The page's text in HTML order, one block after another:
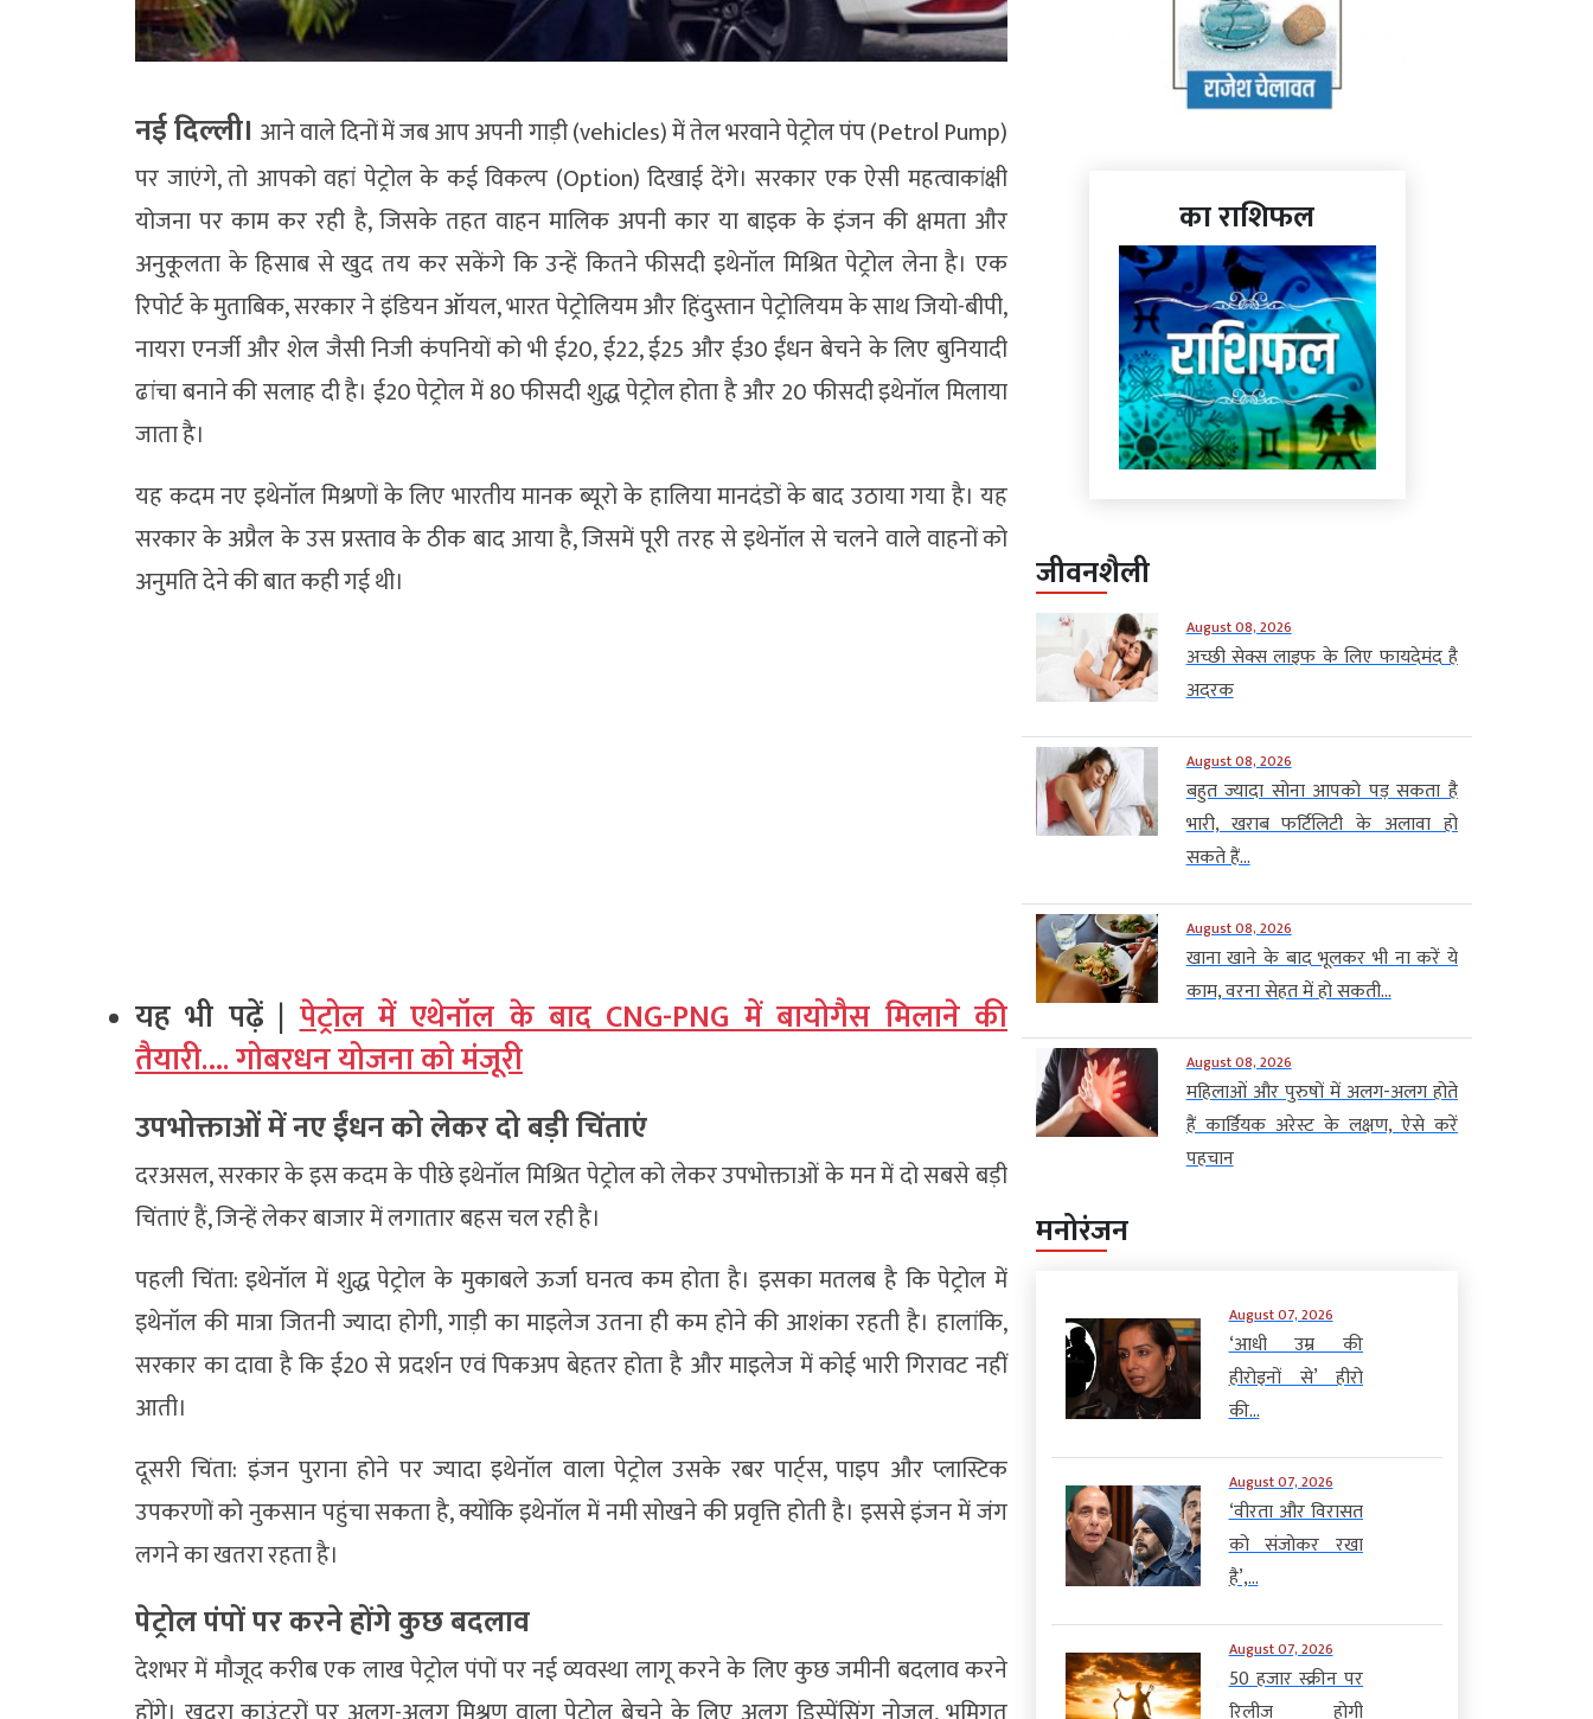
नई दिल्ली। आने वाले दिनों में जब आप अपनी गाड़ी (vehicles) में तेल भरवाने पेट्रोल पंप (Petrol Pump)
पर जाएंगे, तो आपको वहां पेट्रोल के कई विकल्प (Option) दिखाई देंगे। सरकार एक ऐसी महत्वाकांक्षी
योजना पर काम कर रही है, जिसके तहत वाहन मालिक अपनी कार या बाइक के इंजन की क्षमता और
अनुकूलता के हिसाब से खुद तय कर सकेंगे कि उन्हें कितने फीसदी इथेनॉल मिश्रित पेट्रोल लेना है। एक
रिपोर्ट के मुताबिक, सरकार ने इंडियन ऑयल, भारत पेट्रोलियम और हिंदुस्तान पेट्रोलियम के साथ जियो-बीपी,
नायरा एनर्जी और शेल जैसी निजी कंपनियों को भी ई20, ई22, ई25 और ई30 ईंधन बेचने के लिए बुनियादी
ढांचा बनाने की सलाह दी है। ई20 पेट्रोल में 80 फीसदी शुद्ध पेट्रोल होता है और 20 फीसदी इथेनॉल मिलाया
जाता है।
यह कदम नए इथेनॉल मिश्रणों के लिए भारतीय मानक ब्यूरो के हालिया मानदंडों के बाद उठाया गया है। यह
सरकार के अप्रैल के उस प्रस्ताव के ठीक बाद आया है, जिसमें पूरी तरह से इथेनॉल से चलने वाले वाहनों को
अनुमति देने की बात कही गई थी।
यह भी पढ़ें |पेट्रोल में एथेनॉल के बाद CNG-PNG में बायोगैस मिलाने की
तैयारी…. गोबरधन योजना को मंजूरी
उपभोक्ताओं में नए ईंधन को लेकर दो बड़ी चिंताएं
दरअसल, सरकार के इस कदम के पीछे इथेनॉल मिश्रित पेट्रोल को लेकर उपभोक्ताओं के मन में दो सबसे बड़ी
चिंताएं हैं, जिन्हें लेकर बाजार में लगातार बहस चल रही है।
पहली चिंता: इथेनॉल में शुद्ध पेट्रोल के मुकाबले ऊर्जा घनत्व कम होता है। इसका मतलब है कि पेट्रोल में
इथेनॉल की मात्रा जितनी ज्यादा होगी, गाड़ी का माइलेज उतना ही कम होने की आशंका रहती है। हालांकि,
सरकार का दावा है कि ई20 से प्रदर्शन एवं पिकअप बेहतर होता है और माइलेज में कोई भारी गिरावट नहीं
आती।
दूसरी चिंता: इंजन पुराना होने पर ज्यादा इथेनॉल वाला पेट्रोल उसके रबर पार्ट्स, पाइप और प्लास्टिक
उपकरणों को नुकसान पहुंचा सकता है, क्योंकि इथेनॉल में नमी सोखने की प्रवृत्ति होती है। इससे इंजन में जंग
लगने का खतरा रहता है।
पेट्रोल पंपों पर करने होंगे कुछ बदलाव
देशभर में मौजूद करीब एक लाख पेट्रोल पंपों पर नई व्यवस्था लागू करने के लिए कुछ जमीनी बदलाव करने
का राशिफल
जीवनशैली
August 08, 2026
अच्छी सेक्स लाइफ के लिए फायदेमंद है
अदरक
August 08, 2026
बहुत ज्यादा सोना आपको पड़ सकता है
भारी, खराब फर्टिलिटी के अलावा हो
सकते हैं...
August 08, 2026
खाना खाने के बाद भूलकर भी ना करें ये
काम, वरना सेहत में हो सकती...
August 08, 2026
महिलाओं और पुरुषों में अलग-अलग होते
हैं कार्डियक अरेस्ट के लक्षण, ऐसे करें
पहचान
मनोरंजन
August 07, 2026
‘आधी उम्र की
हीरोइनों से’ हीरो
की...
August 07, 2026
‘वीरता और विरासत
को संजोकर रखा
है’,...
August 07, 2026
50 हजार स्क्रीन पर
रिलीज होगी